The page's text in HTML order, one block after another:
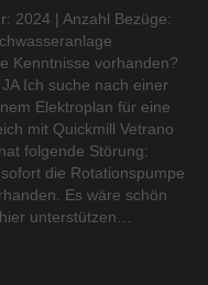
2024 | Anzahl Bezüge:
Kenntnisse vorhanden?
Ich suche nach einer
Elektroplan für eine
mit Quickmill Vetrano
folgende Störung:
die Rotationspumpe
Es wäre schön
unterstützen…